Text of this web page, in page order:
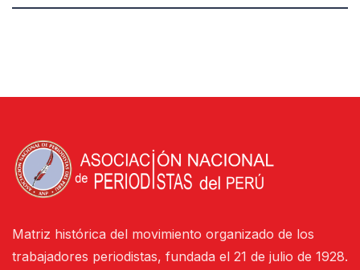
Matriz histórica del movimiento organizado de los
trabajadores periodistas, fundada el 21 de julio de 1928.